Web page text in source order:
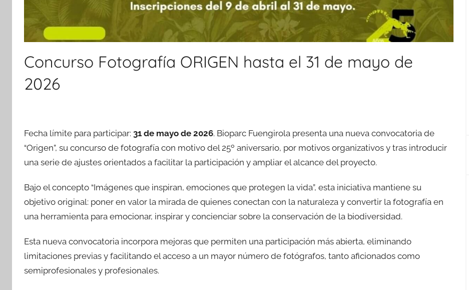
Concurso Fotografía ORIGEN hasta el 31 de mayo de
2026
Fecha límite para participar: 31 de mayo de 2026. Bioparc Fuengirola presenta una nueva convocatoria de
“Origen”, su concurso de fotografía con motivo del 25º aniversario, por motivos organizativos y tras introducir
una serie de ajustes orientados a facilitar la participación y ampliar el alcance del proyecto.
Bajo el concepto “Imágenes que inspiran, emociones que protegen la vida”, esta iniciativa mantiene su
objetivo original: poner en valor la mirada de quienes conectan con la naturaleza y convertir la fotografía en
una herramienta para emocionar, inspirar y concienciar sobre la conservación de la biodiversidad.
Esta nueva convocatoria incorpora mejoras que permiten una participación más abierta, eliminando
limitaciones previas y facilitando el acceso a un mayor número de fotógrafos, tanto aficionados como
semiprofesionales y profesionales.